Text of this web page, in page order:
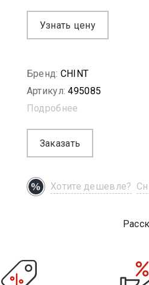
Узнать цену
Бренд: CHINT
Артикул: 495085
Подробнее
Заказать
Хотите дешевле?